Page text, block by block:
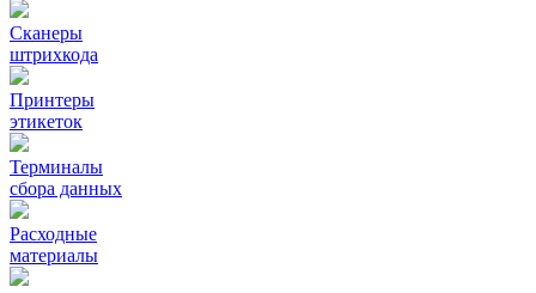
Сканеры
штрихкода
Принтеры
этикеток
Терминалы
сбора данных
Расходные
материалы